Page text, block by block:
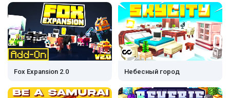
Fox Expansion 2.0 Небесный город